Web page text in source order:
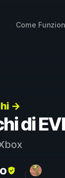
Come
→
di